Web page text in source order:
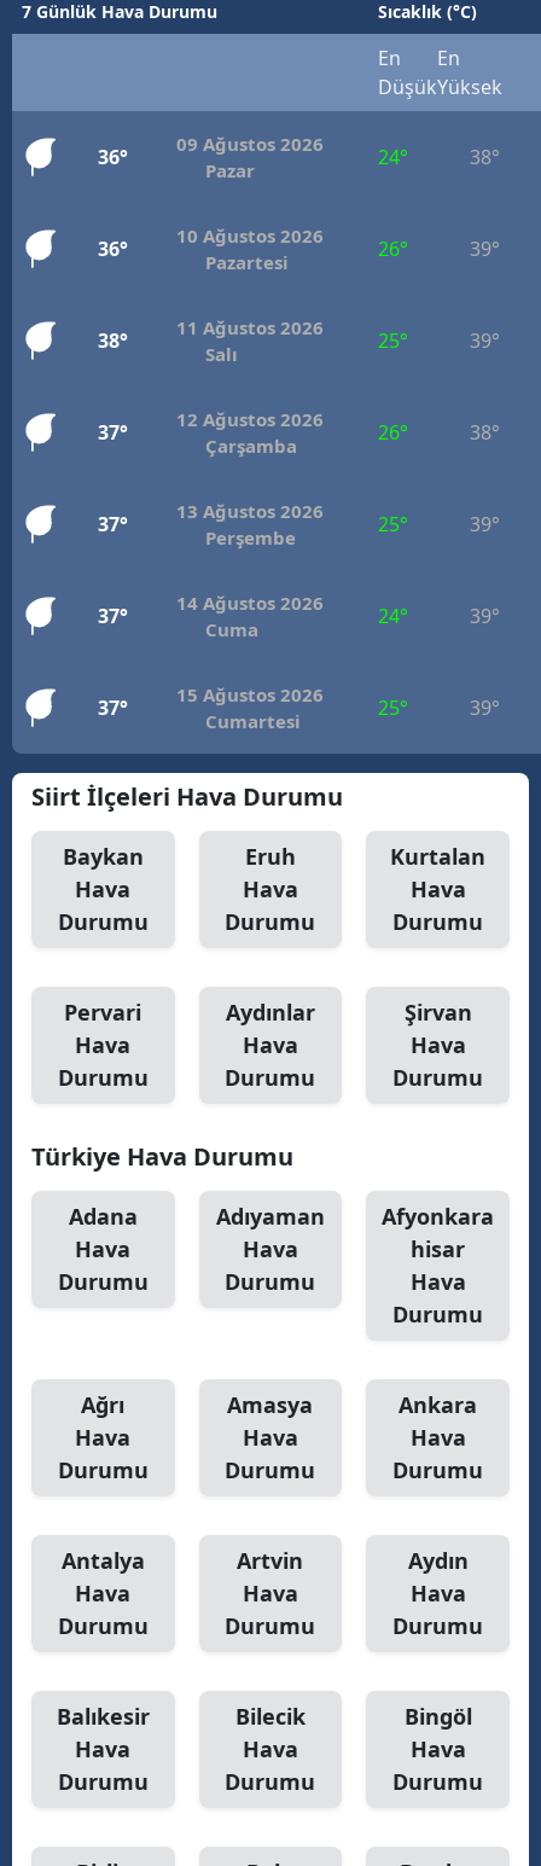
Giresun
Gümüşhane
Kars
Kayseri
Kırşehir
Konya
Kütahya
Manisa
Kahramanmaraş
Muğla
Muş
Ordu
Sakarya
Sinop
Tekirdağ
Tokat
Tunceli
Şanlıurfa
Uşak
7 Günlük Hava Durumu Sıcaklık (°C)
En
Düşük
En
Yüksek
36°
09 Ağustos 2026
Pazar
24° 38°
36°
10 Ağustos 2026
Pazartesi
26° 39°
38°
11 Ağustos 2026
Salı
25° 39°
37°
12 Ağustos 2026
Çarşamba
26° 38°
37°
13 Ağustos 2026
Perşembe
25° 39°
37°
14 Ağustos 2026
Cuma
24° 39°
37°
15 Ağustos 2026
Cumartesi
25° 39°
Siirt İlçeleri Hava Durumu
Baykan
Hava
Durumu
Eruh
Hava
Durumu
Kurtalan
Hava
Durumu
Pervari
Hava
Durumu
Aydınlar
Hava
Durumu
Şirvan
Hava
Durumu
Türkiye Hava Durumu
Adana
Hava
Durumu
Adıyaman
Hava
Durumu
Afyonkara
hisar
Hava
Durumu
Ağrı
Hava
Durumu
Amasya
Hava
Durumu
Ankara
Hava
Durumu
Antalya
Hava
Durumu
Artvin
Hava
Durumu
Aydın
Hava
Durumu
Balıkesir
Hava
Durumu
Bilecik
Hava
Durumu
Bingöl
Hava
Durumu